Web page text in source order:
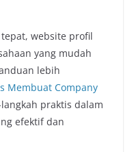
website profil
yang mudah
lebih
Membuat Company
praktis dalam
efektif dan